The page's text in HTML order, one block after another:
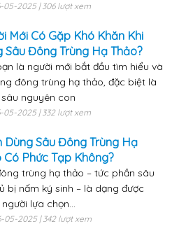
05-2025 | 306 lượt xem
Mới Có Gặp Khó Khăn Khi
Sâu Đông Trùng Hạ Thảo?
là người mới bắt đầu tìm hiểu và
đông trùng hạ thảo, đặc biệt là
nguyên con
05-2025 | 332 lượt xem
Dùng Sâu Đông Trùng Hạ
Có Phức Tạp Không?
trùng hạ thảo – tức phần sâu
bị nấm ký sinh – là dạng được
lựa chọn...
05-2025 | 342 lượt xem